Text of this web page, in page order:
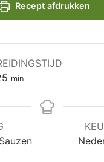
Recept afdrukken
minuten
min